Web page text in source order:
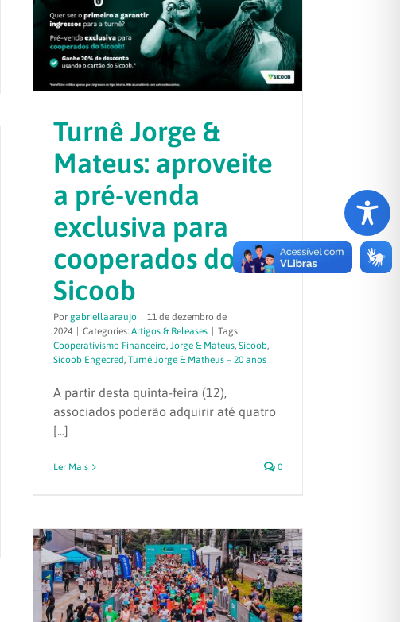
Turnê Jorge &
Mateus: aproveite
a pré-venda
exclusiva para
cooperados do
Sicoob
Por gabriellaaraujo
11 de dezembro de
2024
Categories: Artigos & Releases
Tags:
Cooperativismo Financeiro, Jorge & Mateus, Sicoob,
Sicoob Engecred, Turnê Jorge & Matheus – 20 anos
A partir desta quinta-feira (12),
associados poderão adquirir até quatro
[...]
Ler Mais 0